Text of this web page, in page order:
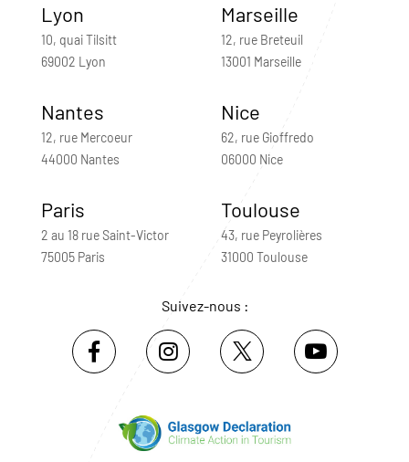
Lyon
10, quai Tilsitt
69002 Lyon
Marseille
12, rue Breteuil
13001 Marseille
Nantes
12, rue Mercoeur
44000 Nantes
Nice
62, rue Gioffredo
06000 Nice
Paris
2 au 18 rue Saint-Victor
75005 Paris
Toulouse
43, rue Peyrolières
31000 Toulouse
Suivez-nous :